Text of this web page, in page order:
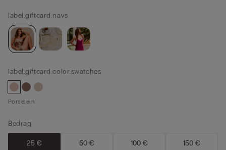
label.giftcard.navs
label.giftcard.color.swatches
Porselein
Bedrag
25 € 50 € 100 € 150 €